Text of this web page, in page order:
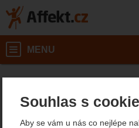
Souhlas s
Aby se vám u nás co nejlépe
MENU
Mares Avanti